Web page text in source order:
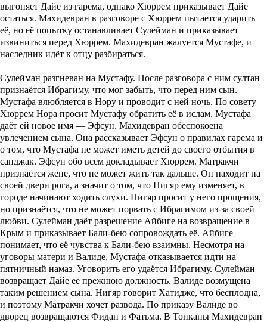
выгоняет Дайе из гарема, однако Хюррем приказывает Дайе
остаться. Махидевран в разговоре с Хюррем пытается ударить
её, но её попытку останавливает Сулейман и приказывает
извиниться перед Хюррем. Махидевран жалуется Мустафе, и
наследник идёт к отцу разбираться.
Сулейман разгневан на Мустафу. После разговора с ним султан
признаётся Ибрагиму, что мог забыть, что перед ним сын.
Мустафа влюбляется в Нору и проводит с ней ночь. По совету
Хюррем Нора просит Мустафу обратить её в ислам. Мустафа
даёт ей новое имя — Эфсун. Махидевран обеспокоена
увлечением сына. Она рассказывает Эфсун о правилах гарема и
о том, что Мустафа не может иметь детей до своего отбытия в
санджак. Эфсун обо всём докладывает Хюррем. Матракчи
признаётся жене, что не может жить так дальше. Он находит на
своей двери рога, а значит о том, что Нигяр ему изменяет, в
городе начинают ходить слухи. Нигяр просит у него прощения,
но признаётся, что не может порвать с Ибрагимом из-за своей
любви. Сулейман даёт разрешение Айбиге на возвращение в
Крым и приказывает Бали-бею сопровождать её. Айбиге
понимает, что её чувства к Бали-бею взаимны. Несмотря на
уговоры матери и Валиде, Мустафа отказывается идти на
пятничный намаз. Уговорить его удаётся Ибрагиму. Сулейман
возвращает Дайе её прежнюю должность. Валиде возмущена
таким решением сына. Нигяр говорит Хатидже, что бесплодна,
и поэтому Матракчи хочет развода. По приказу Валиде во
дворец возвращаются Фидан и Фатьма. В Топкапы Махидевран